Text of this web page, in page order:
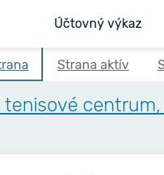
Účtovný výkaz
Strana aktív
tenisové centrum,